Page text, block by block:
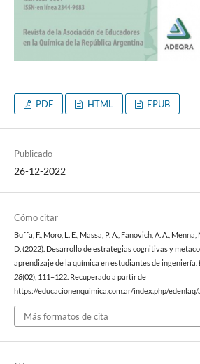
PDF HTML EPUB
Publicado
26-12-2022
Cómo citar
Buffa, F., Moro, L. E., Massa, P. A., Fanovich, A. A.,
D. (2022). Desarrollo de estrategias cognitivas y
aprendizaje de la química en estudiantes de ingeniería.
28(02), 111–122. Recuperado a partir de
https://educacionenquimica.com.ar/index.php/
Más formatos de cita